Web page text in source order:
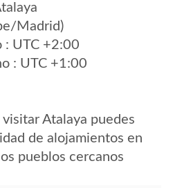
Madrid)
: UTC +2:00
: UTC +1:00
Atalaya puedes
de alojamientos en
pueblos cercanos